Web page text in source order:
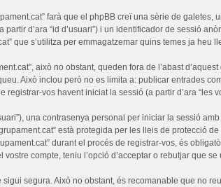
farà que el phpBB creï una sèrie de
d’ara “id d’usuari”) i un identificador de sessió
que s’utilitza per emmagatzemar quins temes ja heu
això no obstant, queden fora de l’abast
Això inclou però no es limita a: publicar entrades
vos havent iniciat la sessió (a partir d’ara “les
una contrasenya personal per iniciar la sessió
està protegida per les lleis de protecció
durant el procés de registrar-vos, és
compte, teniu l’opció d’acceptar o rebutjar que
segura. Això no obstant, és recomanable que no